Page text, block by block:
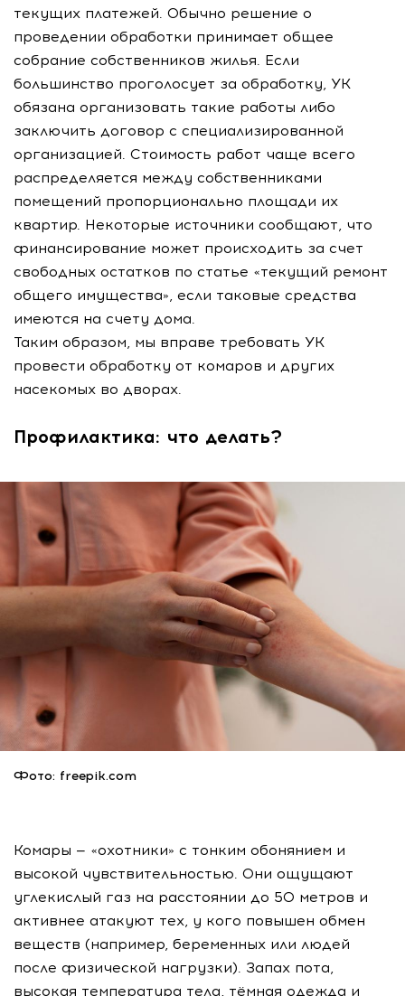
текущих платежей. Обычно решение о
проведении обработки принимает общее
собрание собственников жилья. Если
большинство проголосует за обработку, УК
обязана организовать такие работы либо
заключить договор с специализированной
организацией. Стоимость работ чаще всего
распределяется между собственниками
помещений пропорционально площади их
квартир. Некоторые источники сообщают, что
финансирование может происходить за счет
свободных остатков по статье «текущий ремонт
общего имущества», если таковые средства
имеются на счету дома.
Таким образом, мы вправе требовать УК
провести обработку от комаров и других
насекомых во дворах.
Профилактика: что делать?
Фото: freepik.com
Комары — «охотники» с тонким обонянием и
высокой чувствительностью. Они ощущают
углекислый газ на расстоянии до 50 метров и
активнее атакуют тех, у кого повышен обмен
веществ (например, беременных или людей
после физической нагрузки). Запах пота,
высокая температура тела, тёмная одежда и